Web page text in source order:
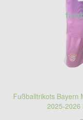
Fußballtrikots Bayern
2025-2026